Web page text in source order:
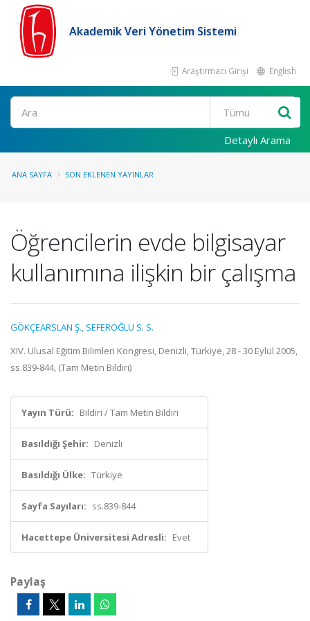
Akademik Veri Yönetim Sistemi
Araştırmacı Girişi English
Ara
Detaylı Arama
ANA SAYFA SON EKLENEN YAYINLAR
Öğrencilerin evde bilgisayar
kullanımına ilişkin bir çalışma
GÖKÇEARSLAN Ş., SEFEROĞLU S. S.
XIV. Ulusal Eğitim Bilimleri Kongresi, Denizli, Türkiye, 28 - 30 Eylül 2005,
ss.839-844, (Tam Metin Bildiri)
Yayın Türü: Bildiri / Tam Metin Bildiri
Basıldığı Şehir: Denizli
Basıldığı Ülke: Türkiye
Sayfa Sayıları: ss.839-844
Hacettepe Üniversitesi Adresli: Evet
Paylaş